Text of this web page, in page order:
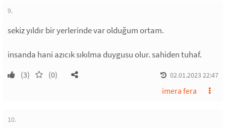
9.
sekiz yıldır bir yerlerinde var olduğum ortam.
insanda hani azıcık sıkılma duygusu olur. sahiden tuhaf.
(3) (0) 02.01.2023 22:47
imera fera
10.